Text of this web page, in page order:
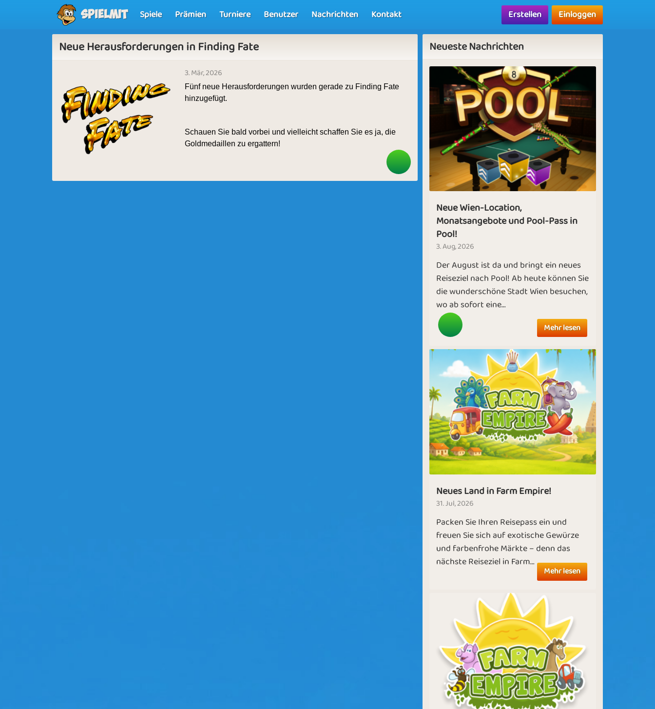
Spielmit Spiele Prämien Turniere Benutzer Nachrichten Kontakt Erstellen Einloggen
Neue Herausforderungen in Finding Fate
3. Mär, 2026
Fünf neue Herausforderungen wurden gerade zu Finding Fate
hinzugefügt.
Schauen Sie bald vorbei und vielleicht schaffen Sie es ja, die
Goldmedaillen zu ergattern!
Neueste Nachrichten
Neue Wien-Location,
Monatsangebote und Pool-Pass in
Pool!
3. Aug, 2026
Der August ist da und bringt ein neues
Reiseziel nach Pool! Ab heute können Sie
die wunderschöne Stadt Wien besuchen,
wo ab sofort eine...
Mehr lesen
Neues Land in Farm Empire!
31. Jul, 2026
Packen Sie Ihren Reisepass ein und
freuen Sie sich auf exotische Gewürze
und farbenfrohe Märkte – denn das
nächste Reiseziel in Farm...
Mehr lesen